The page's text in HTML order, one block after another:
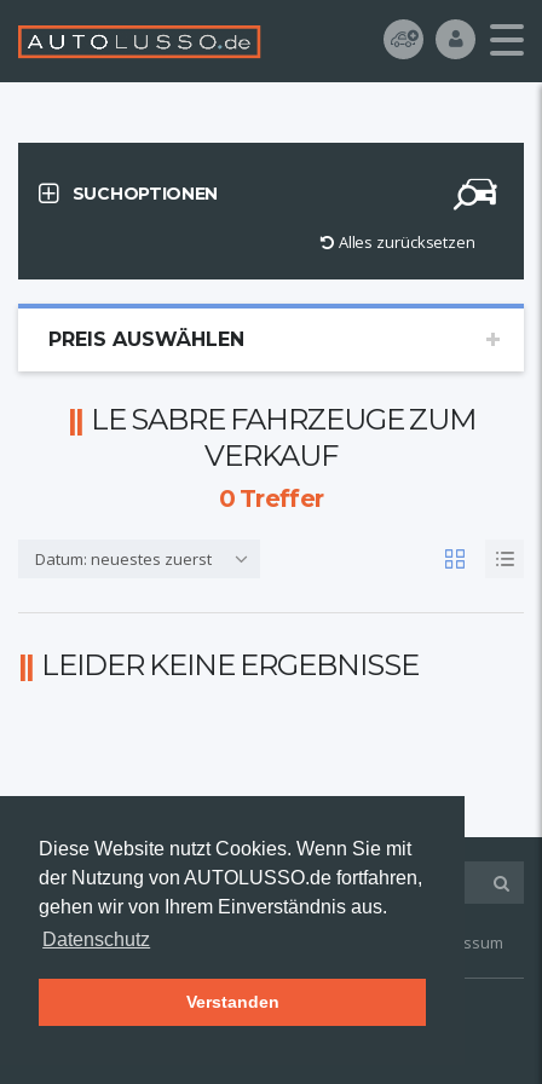
Diese Website nutzt Cookies. Wenn Sie mit
der Nutzung von AUTOLUSSO.de fortfahren,
gehen wir von Ihrem Einverständnis aus.
Datenschutz
Verstanden
SUCHOPTIONEN
Alles zurücksetzen
PREIS AUSWÄHLEN
LE SABRE FAHRZEUGE ZUM
VERKAUF
0Treffer
Datum: neuestes zuerst
LEIDER KEINE ERGEBNISSE
Kontakt AGB Impressum
© 2019 AUTOLUSSO.de | Alle Rechte vorbehalten.